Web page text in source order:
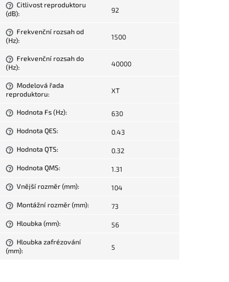
?
Citlivost reproduktoru
(dB): 92
?
Frekvenční rozsah od
(Hz): 1500
?
Frekvenční rozsah do
(Hz): 40000
?
Modelová řada
reproduktoru: XT
? Hodnota Fs (Hz): 630
? Hodnota QES: 0.43
? Hodnota QTS: 0.32
? Hodnota QMS: 1.31
? Vnější rozměr (mm): 104
? Montážní rozměr (mm): 73
? Hloubka (mm): 56
?
Hloubka zafrézování
(mm): 5